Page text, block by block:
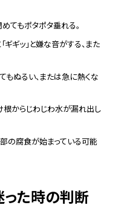
てもポタポタ垂れる。
ギギッ」と嫌な音がする、また
もぬるい、または急に熱くな
からじわじわ水が漏れ出し
の腐食が始まっている可能
った時の判断